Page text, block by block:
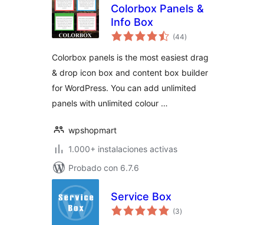
Colorbox Panels &
Info Box
(44total
de
)
Colorbox panels is the most easiest drag
& drop icon box and content box builder
for WordPress. You can add unlimited
panels with unlimited colour …
wpshopmart
1.000+ instalaciones activas
Probado con 6.7.6
Service Box
(3total
de
)